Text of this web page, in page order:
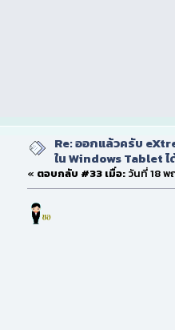
Re: ออกแล้วครับ
ใน Windows Tablet
« ตอบกลับ #33 เมื่อ: วันที่ 18 พ